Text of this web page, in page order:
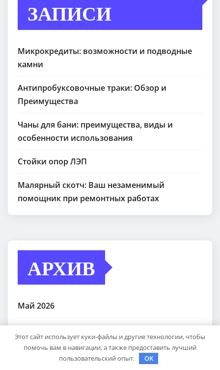
ЗАПИСИ
Микрокредиты: возможности и подводные
камни
Антипробуксовочные траки: Обзор и
Преимущества
Чаны для бани: преимущества, виды и
особенности использования
Стойки опор ЛЭП
Малярный скотч: Ваш незаменимый
помощник при ремонтных работах
АРХИВ
Май 2026
Март 2025
Этот сайт использует куки-файлы и другие технологии, чтобы
помочь вам в навигации, а также предоставить лучший
пользовательский опыт.
OK